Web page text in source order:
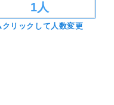
1人
クリックして人数変更